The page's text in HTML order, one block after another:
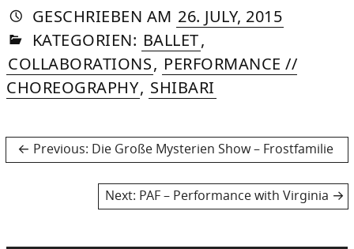
GESCHRIEBEN VON
AUTORIN
DASNIYA
SOMMER
AM 26. JULY, 2015»30.
2015
IN
KATEGORIEN: BALLET,
COLLABORATIONS, PERFORMANCE //
CHOREOGRAPHY, SHIBARI
Post
navigation
Previous: Previous
Die Große Mysterien Show – Frostfamilie
Next: Next
PAF – Performance with Virginia